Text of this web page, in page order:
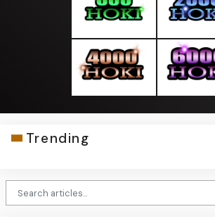
Trending